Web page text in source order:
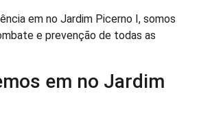
em no Jardim Picerno I, somos
e prevenção de todas as
em no Jardim